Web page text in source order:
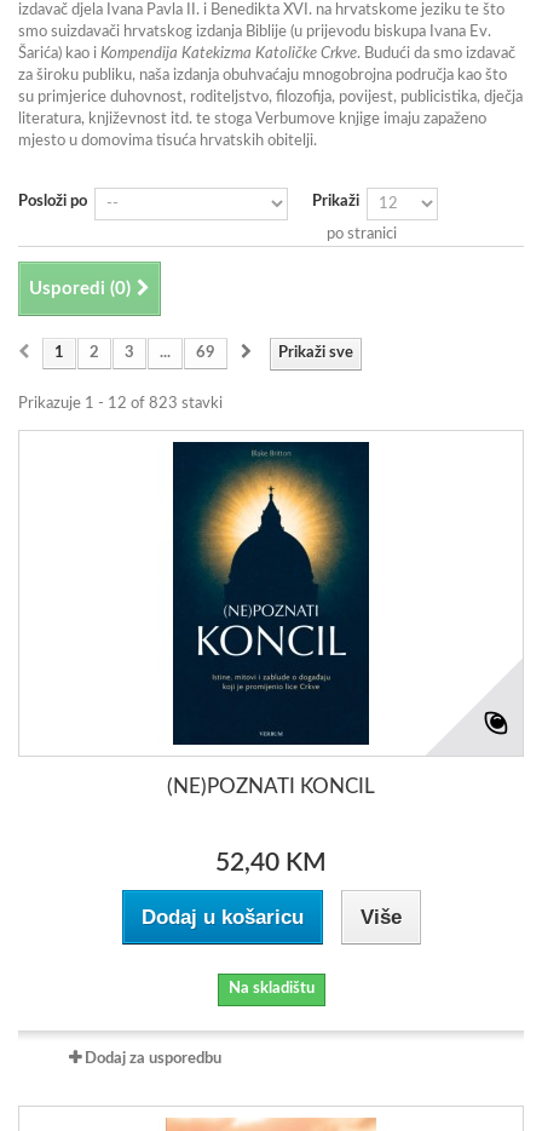
izdavač djela Ivana Pavla II. i Benedikta XVI. na hrvatskome jeziku te što
smo suizdavači hrvatskog izdanja Biblije (u prijevodu biskupa Ivana Ev.
Šarića) kao i Kompendija Katekizma Katoličke Crkve. Budući da smo izdavač
za široku publiku, naša izdanja obuhvaćaju mnogobrojna područja kao što
su primjerice duhovnost, roditeljstvo, filozofija, povijest, publicistika, dječja
literatura, književnost itd. te stoga Verbumove knjige imaju zapaženo
mjesto u domovima tisuća hrvatskih obitelji.
Posloži po Prikaži
po stranici
Usporedi (0)
Prikaži sve
1 2 3 ... 69
Prikazuje 1 - 12 of 823 stavki
(NE)POZNATI KONCIL
52,40 KM
Dodaj u košaricu Više
Na skladištu
Dodaj za usporedbu